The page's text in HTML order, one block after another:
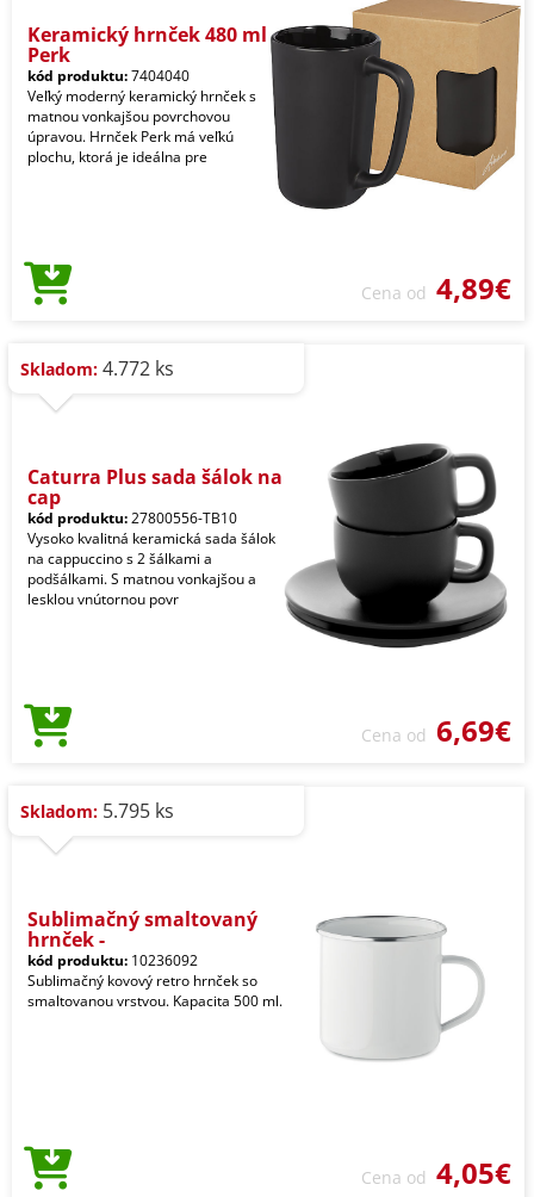
Keramický hrnček 480 ml
Perk
kód produktu:7404040
Veľký moderný keramický hrnček s
matnou vonkajšou povrchovou
úpravou. Hrnček Perk má veľkú
plochu, ktorá je ideálna pre
Cena od 4,89€
Skladom: 4.772 ks
Caturra Plus sada šálok na
cap
kód produktu:27800556-TB10
Vysoko kvalitná keramická sada šálok
na cappuccino s 2 šálkami a
podšálkami. S matnou vonkajšou a
lesklou vnútornou povr
Cena od 6,69€
Skladom: 5.795 ks
Sublimačný smaltovaný
hrnček -
kód produktu: 10236092
Sublimačný kovový retro hrnček so
smaltovanou vrstvou. Kapacita 500 ml.
Cena od 4,05€